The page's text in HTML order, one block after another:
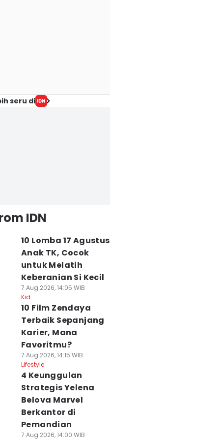
seru di
IDN
10 Lomba 17 Agustus
Anak TK, Cocok
untuk Melatih
Keberanian Si Kecil
7 Aug 2026, 14:05 WIB
Kid
10 Film Zendaya
Terbaik Sepanjang
Karier, Mana
Favoritmu?
7 Aug 2026, 14:15 WIB
Lifestyle
4 Keunggulan
Strategis Yelena
Belova Marvel
Berkantor di
Pemandian
7 Aug 2026, 14:00 WIB